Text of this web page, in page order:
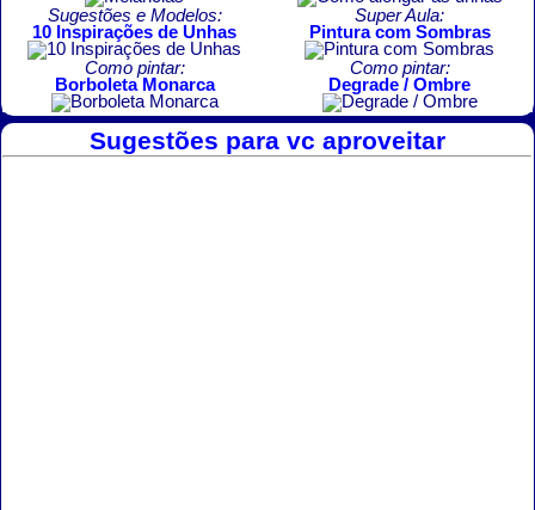
Sugestões e Modelos:
10 Inspirações de Unhas
Super Aula:
Pintura com Sombras
Como pintar:
Borboleta Monarca
Como pintar:
Degrade / Ombre
Sugestões para vc aproveitar